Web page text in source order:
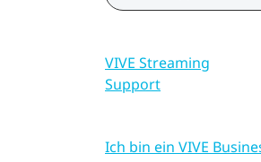
VIVE Streaming
Support
Ich bin ein VIVE